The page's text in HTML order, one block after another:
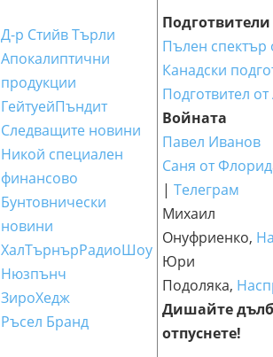
Д-р Стийв Търли
Апокалиптични
продукции
ГейтуейПъндит
Следващите новини
Никой специален
финансово
Бунтовнически
новини
ХалТърнърРадиоШоу
Нюзпънч
ЗироХедж
Ръсел Бранд
Подготвители
Пълен спектър
Канадски
Подготвител от
Войната
Павел Иванов
Саня от
| Телеграм
Михаил
Онуфриенко,
Юри
Подоляка,
Дишайте
отпуснете!